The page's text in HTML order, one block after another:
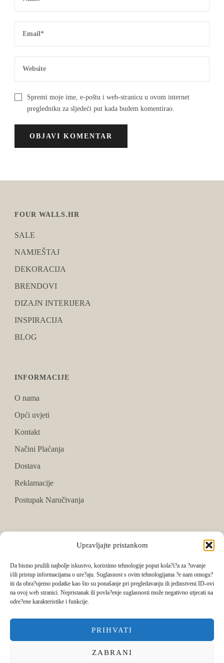
Upravljajte pristankom
Da bismo pružili najbolje iskustvo, koristimo tehnologije poput kola?i?a za ?uvanje
i/ili pristup informacijama o ure?aju. Suglasnost s ovim tehnologijama ?e nam omogu?
iti da obra?ujemo podatke kao što su ponašanje pri pregledavanju ili jedinstveni ID-ovi
na ovoj web stranici. Nepristanak ili povla?enje suglasnosti može negativno utjecati na
odre?ene karakteristike i funkcije.
PRIHVATI
ZABRANI
Spremi moje ime, e-poštu i web-stranicu u ovom internet
pregledniku za sljedeći put kada budem komentirao.
FOUR WALLS.HR
SALE
NAMJEŠTAJ
DEKORACIJA
BRENDOVI
DIZAJN INTERIJERA
INSPIRACIJA
BLOG
INFORMACIJE
O nama
Opći uvjeti
Kontakt
Načini Plaćanja
Dostava
Reklamacije
Postupak Naručivanja
Instagram
Tik Tok